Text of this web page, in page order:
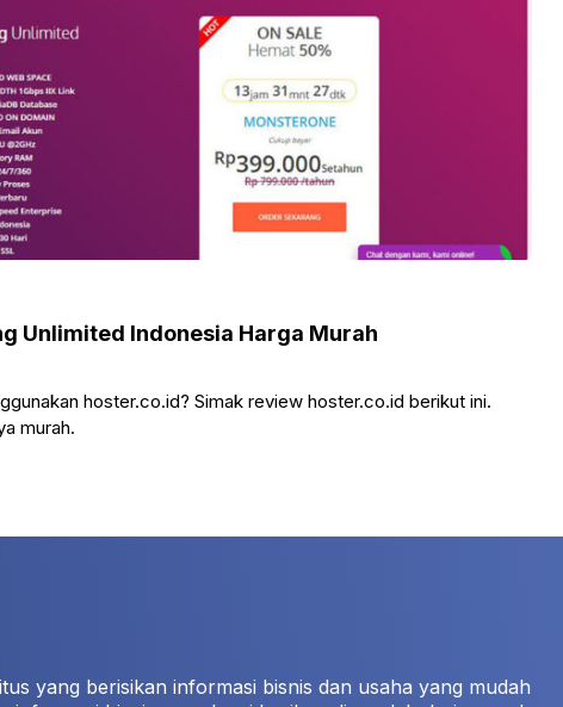
Unlimited Indonesia Harga Murah
hoster.co.id? Simak review hoster.co.id berikut ini.
murah.
yang berisikan informasi bisnis dan usaha yang mudah